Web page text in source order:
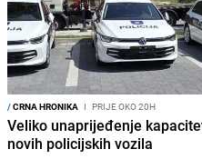
/CRNA HRONIKA I PRIJE OKO 20H
Veliko unaprijeđenje
novih policijskih vozila